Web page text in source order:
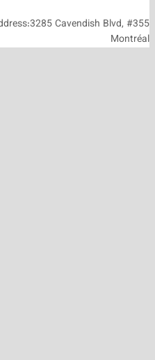
Address:3285